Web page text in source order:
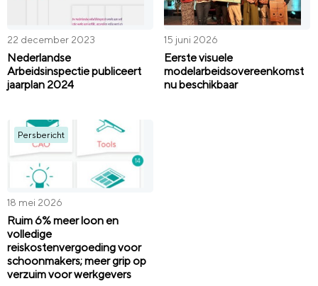
22 december 2023
Nederlandse
Arbeidsinspectie publiceert
jaarplan 2024
15 juni 2026
Eerste visuele
modelarbeidsovereenkomst
nu beschikbaar
Persbericht
18 mei 2026
Ruim 6% meer loon en
volledige
reiskostenvergoeding voor
schoonmakers; meer grip op
verzuim voor werkgevers